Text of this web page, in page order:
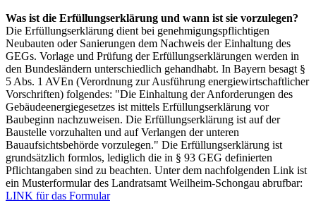
Was ist die Erfüllungserklärung und wann ist sie vorzulegen?
Die Erfüllungserklärung dient bei genehmigungspflichtigen
Neubauten oder Sanierungen dem Nachweis der Einhaltung des
GEGs. Vorlage und Prüfung der Erfüllungserklärungen werden in
den Bundesländern unterschiedlich gehandhabt. In Bayern besagt §
5 Abs. 1 AVEn (Verordnung zur Ausführung energiewirtschaftlicher
Vorschriften) folgendes: "Die Einhaltung der Anforderungen des
Gebäudeenergiegesetzes ist mittels Erfüllungserklärung vor
Baubeginn nachzuweisen. Die Erfüllungserklärung ist auf der
Baustelle vorzuhalten und auf Verlangen der unteren
Bauaufsichtsbehörde vorzulegen." Die Erfüllungserklärung ist
grundsätzlich formlos, lediglich die in § 93 GEG definierten
Pflichtangaben sind zu beachten. Unter dem nachfolgenden Link ist
ein Musterformular des Landratsamt Weilheim-Schongau abrufbar:
LINK für das Formular